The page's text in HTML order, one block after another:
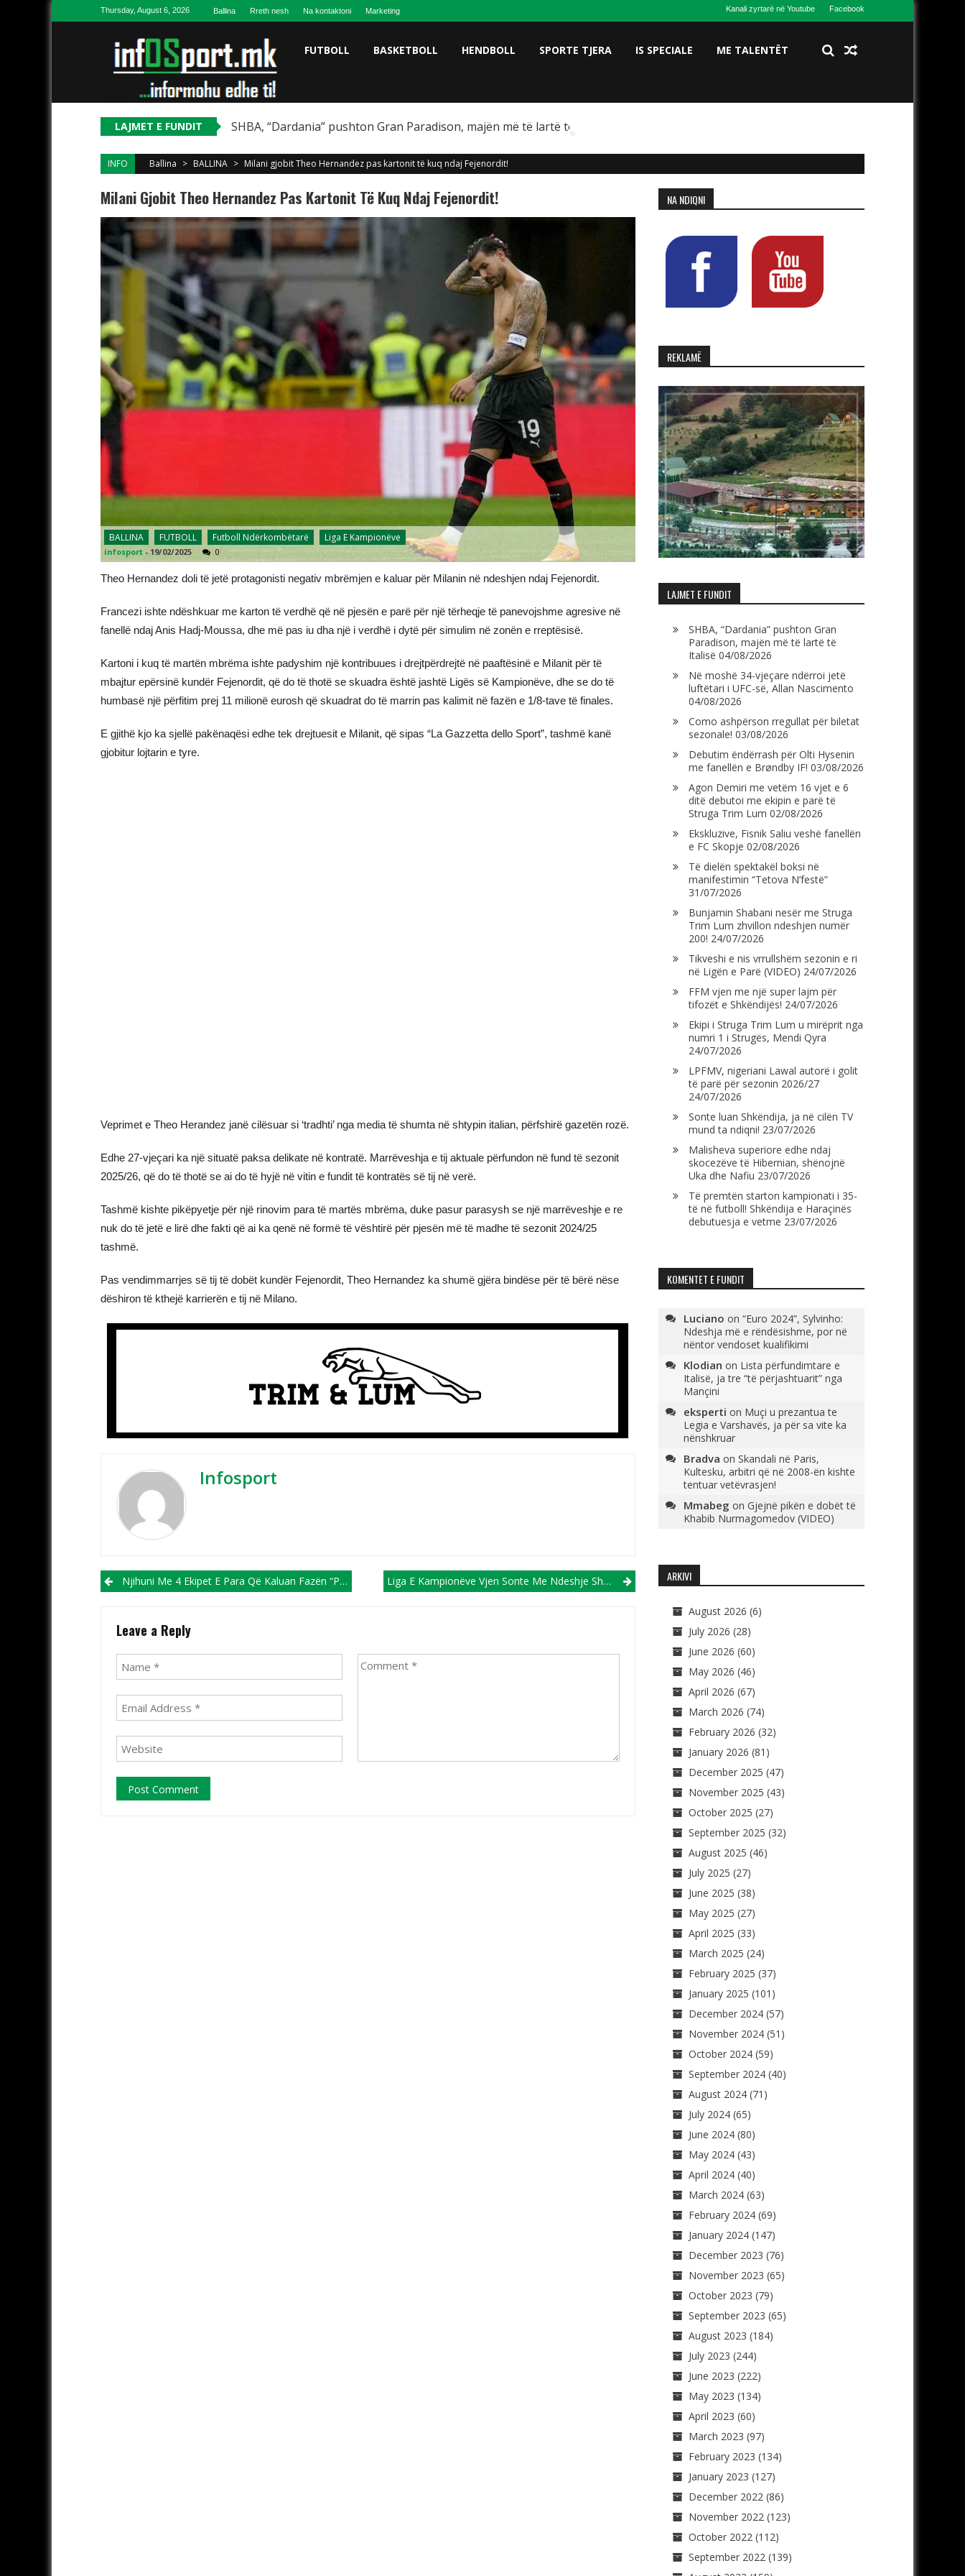
Skip to contentThursday, August 6, 2026 Ballina Rreth nesh Na kontaktoni Marketing Kanali zyrtarë në Youtube Facebook
FUTBOLL BASKETBOLL HENDBOLL SPORTE TJERA IS SPECIALE ME TALENTËT
LAJMET E FUNDIT SHBA, “Dardania” pushton Gran Paradison, majën më të lartë të Italisë
INFO Ballina > BALLINA > Milani gjobit Theo Hernandez pas kartonit të kuq ndaj Fejenordit!
Milani Gjobit Theo Hernandez Pas Kartonit Të Kuq Ndaj Fejenordit!
BALLINA FUTBOLL Futboll Ndërkombëtarë Liga E Kampionëve
infosport - 19/02/2025 0
Theo Hernandez doli të jetë protagonisti negativ mbrëmjen e kaluar për Milanin në ndeshjen ndaj Fejenordit.
Francezi ishte ndëshkuar me karton të verdhë që në pjesën e parë për një tërheqje të panevojshme agresive në
fanellë ndaj Anis Hadj-Moussa, dhe më pas iu dha një i verdhë i dytë për simulim në zonën e rreptësisë.
Kartoni i kuq të martën mbrëma ishte padyshim një kontribuues i drejtpërdrejtë në paaftësinë e Milanit për të
mbajtur epërsinë kundër Fejenordit, që do të thotë se skuadra është jashtë Ligës së Kampionëve, dhe se do të
humbasë një përfitim prej 11 milionë eurosh që skuadrat do të marrin pas kalimit në fazën e 1/8-tave të finales.
E gjithë kjo ka sjellë pakënaqësi edhe tek drejtuesit e Milanit, që sipas “La Gazzetta dello Sport”, tashmë kanë
gjobitur lojtarin e tyre.
Veprimet e Theo Herandez janë cilësuar si ‘tradhti’ nga media të shumta në shtypin italian, përfshirë gazetën rozë.
Edhe 27-vjeçari ka një situatë paksa delikate në kontratë. Marrëveshja e tij aktuale përfundon në fund të sezonit
2025/26, që do të thotë se ai do të hyjë në vitin e fundit të kontratës së tij në verë.
Tashmë kishte pikëpyetje për një rinovim para të martës mbrëma, duke pasur parasysh se një marrëveshje e re
nuk do të jetë e lirë dhe fakti që ai ka qenë në formë të vështirë për pjesën më të madhe të sezonit 2024/25
tashmë.
Pas vendimmarrjes së tij të dobët kundër Fejenordit, Theo Hernandez ka shumë gjëra bindëse për të bërë nëse
dëshiron të kthejë karrierën e tij në Milano.
Infosport
Post navigation
Njihuni Me 4 Ekipet E Para Që Kaluan Fazën “play-Off” Dhe Me Kë Mund Të Përballen Tutje! Liga E Kampionëve Vjen Sonte Me Ndeshje Shumë Të Zjarrta, E Gjithë Vëmendja Në Madrid
Leave a Reply
NA NDIQNI
REKLAMË
LAJMET E FUNDIT
SHBA, “Dardania” pushton Gran
Paradison, majën më të lartë të
Italisë 04/08/2026
Në moshë 34-vjeçare ndërroi jetë
luftëtari i UFC-së, Allan Nascimento
04/08/2026
Como ashpërson rregullat për biletat
sezonale! 03/08/2026
Debutim ëndërrash për Olti Hysenin
me fanellën e Brøndby IF! 03/08/2026
Agon Demiri me vetëm 16 vjet e 6
ditë debutoi me ekipin e parë të
Struga Trim Lum 02/08/2026
Ekskluzive, Fisnik Saliu veshë fanellën
e FC Skopje 02/08/2026
Të dielën spektakël boksi në
manifestimin “Tetova N’festë”
31/07/2026
Bunjamin Shabani nesër me Struga
Trim Lum zhvillon ndeshjen numër
200! 24/07/2026
Tikveshi e nis vrrullshëm sezonin e ri
në Ligën e Parë (VIDEO) 24/07/2026
FFM vjen me një super lajm për
tifozët e Shkëndijës! 24/07/2026
Ekipi i Struga Trim Lum u mirëprit nga
numri 1 i Strugës, Mendi Qyra
24/07/2026
LPFMV, nigeriani Lawal autorë i golit
të parë për sezonin 2026/27
24/07/2026
Sonte luan Shkëndija, ja në cilën TV
mund ta ndiqni! 23/07/2026
Malisheva superiore edhe ndaj
skocezëve të Hibernian, shënojnë
Uka dhe Nafiu 23/07/2026
Të premtën starton kampionati i 35-
të në futboll! Shkëndija e Haraçinës
debutuesja e vetme 23/07/2026
KOMENTET E FUNDIT
Luciano on “Euro 2024”, Sylvinho:
Ndeshja më e rëndësishme, por në
nëntor vendoset kualifikimi
Klodian on Lista përfundimtare e
Italisë, ja tre “të përjashtuarit” nga
Mançini
eksperti on Muçi u prezantua te
Legia e Varshavës, ja për sa vite ka
nënshkruar
Bradva on Skandali në Paris,
Kultesku, arbitri që në 2008-ën kishte
tentuar vetëvrasjen!
Mmabeg on Gjejnë pikën e dobët të
Khabib Nurmagomedov (VIDEO)
ARKIVI
August 2026 (6)
July 2026 (28)
June 2026 (60)
May 2026 (46)
April 2026 (67)
March 2026 (74)
February 2026 (32)
January 2026 (81)
December 2025 (47)
November 2025 (43)
October 2025 (27)
September 2025 (32)
August 2025 (46)
July 2025 (27)
June 2025 (38)
May 2025 (27)
April 2025 (33)
March 2025 (24)
February 2025 (37)
January 2025 (101)
December 2024(57)
November 2024(51)
October 2024(59)
September 2024(40)
August 2024(71)
July 2024(65)
June 2024(80)
May 2024(43)
April 2024(40)
March 2024(63)
February 2024(69)
January 2024(147)
December 2023 (76)
November 2023 (65)
October 2023 (79)
September 2023 (65)
August 2023 (184)
July 2023 (244)
June 2023 (222)
May 2023 (134)
April 2023 (60)
March 2023 (97)
February 2023 (134)
January 2023 (127)
December 2022(86)
November 2022(123)
October 2022(112)
September 2022(139)